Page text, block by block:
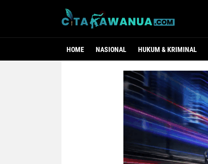
HOME NASIONAL HUKUM & KRIMINAL